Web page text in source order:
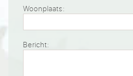
Woonplaats:
Bericht: